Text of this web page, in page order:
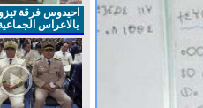
احيدوس فرقة
بالاعراس الجماعية